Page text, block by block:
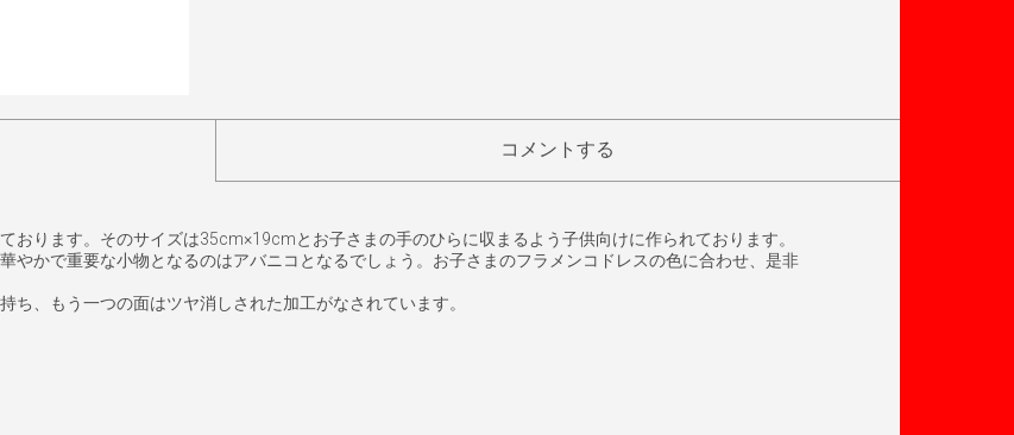
コメントする
おります。そのサイズは35cm×19cmとお子さまの手のひらに収まるよう子供向けに作られております。
やかで重要な小物となるのはアバニコとなるでしょう。お子さまのフラメンコドレスの色に合わせ、是非
ち、もう一つの面はツヤ消しされた加工がなされています。